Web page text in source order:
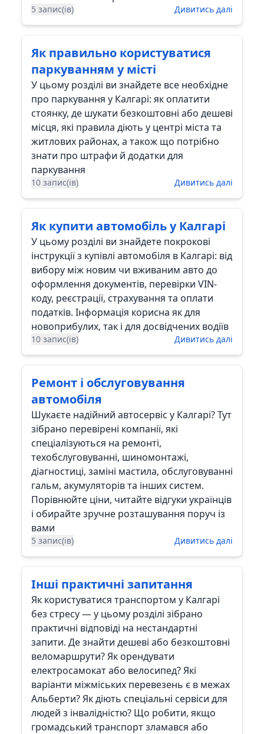
5 запис(ів) Дивитись далі
Як правильно користуватися
паркуванням у місті
У цьому розділі ви знайдете все необхідне
про паркування у Калгарі: як оплатити
стоянку, де шукати безкоштовні або дешеві
місця, які правила діють у центрі міста та
житлових районах, а також що потрібно
знати про штрафи й додатки для
паркування
10 запис(ів) Дивитись далі
Як купити автомобіль у Калгарі
У цьому розділі ви знайдете покрокові
інструкції з купівлі автомобіля в Калгарі: від
вибору між новим чи вживаним авто до
оформлення документів, перевірки VIN-
коду, реєстрації, страхування та оплати
податків. Інформація корисна як для
новоприбулих, так і для досвідчених водіїв
10 запис(ів) Дивитись далі
Ремонт і обслуговування
автомобіля
Шукаєте надійний автосервіс у Калгарі? Тут
зібрано перевірені компанії, які
спеціалізуються на ремонті,
техобслуговуванні, шиномонтажі,
діагностиці, заміні мастила, обслуговуванні
гальм, акумуляторів та інших систем.
Порівнюйте ціни, читайте відгуки українців
і обирайте зручне розташування поруч із
вами
5 запис(ів) Дивитись далі
Інші практичні запитання
Як користуватися транспортом у Калгарі
без стресу — у цьому розділі зібрано
практичні відповіді на нестандартні
запити. Де знайти дешеві або безкоштовні
веломаршрути? Як орендувати
електросамокат або велосипед? Які
варіанти міжміських перевезень є в межах
Альберти? Як діють спеціальні сервіси для
людей з інвалідністю? Що робити, якщо
громадський транспорт зламався або